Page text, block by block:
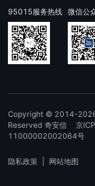
样本上报
奇安信天守安全软件
顽固病毒专杀工具
技术研究院
威胁情报中心
补天漏洞响应平台
公司简介
公司新闻
发展历程
进出口合规声明
95015服务热线 微信公
Copyright © 2014-
Reserved 奇安信
京
11000002002064号
隐私政策 网站地图